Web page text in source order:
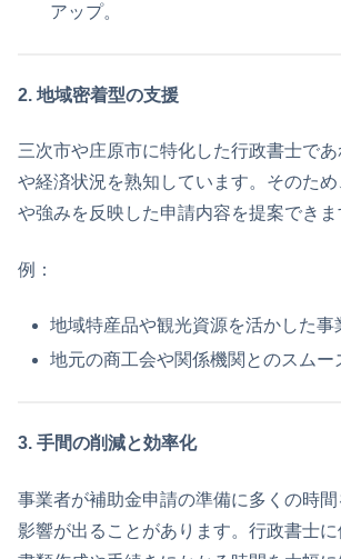
アップ。
2. 地域密着型の支援
三次市や庄原市に特化した行政書士で
や経済状況を熟知しています。そのた
や強みを反映した申請内容を提案できま
例：
地域特産品や観光資源を活かした事
地元の商工会や関係機関とのスムー
3. 手間の削減と効率化
事業者が補助金申請の準備に多くの時
影響が出ることがあります。行政書士に